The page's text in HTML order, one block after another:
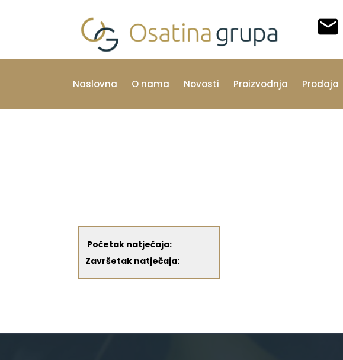
Naslovna O nama Novosti Proizvodnja Prodaja
'Početak natječaja:
Završetak natječaja: